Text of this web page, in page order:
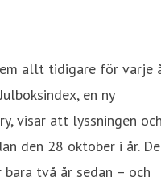
allt tidigare för varje
en ny
visar att lyssningen
den 28 oktober i år.
två år sedan – och